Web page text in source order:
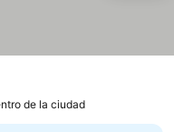
de la ciudad